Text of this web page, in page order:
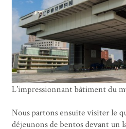
L’impressionnant bâtiment du
Nous partons ensuite visiter le
déjeunons de bentos devant un